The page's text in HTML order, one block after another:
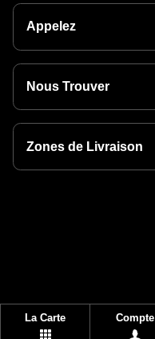
Appelez
Nous Trouver
Zones de Livraison
La Carte Compte